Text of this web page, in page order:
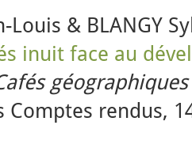
Louis & BLANGY
inuit face au
Comptes rendus,